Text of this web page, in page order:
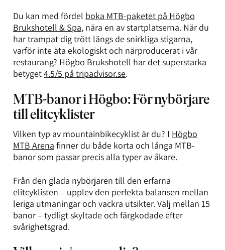
Du kan med fördel boka MTB-paketet på Högbo
Brukshotell & Spa, nära en av startplatserna. När du
har trampat dig trött längs de snirkliga stigarna,
varför inte äta ekologiskt och närproducerat i vår
restaurang? Högbo Brukshotell har det superstarka
betyget4.5/5 på tripadvisor.se.
MTB-banor i Högbo: För nybörjare
till elitcyklister
Vilken typ av mountainbikecyklist är du? I Högbo
MTB Arena finner du både korta och långa MTB-
banor som passar precis alla typer av åkare.
Från den glada nybörjaren till den erfarna
elitcyklisten – upplev den perfekta balansen mellan
leriga utmaningar och vackra utsikter. Välj mellan 15
banor – tydligt skyltade och färgkodade efter
svårighetsgrad.